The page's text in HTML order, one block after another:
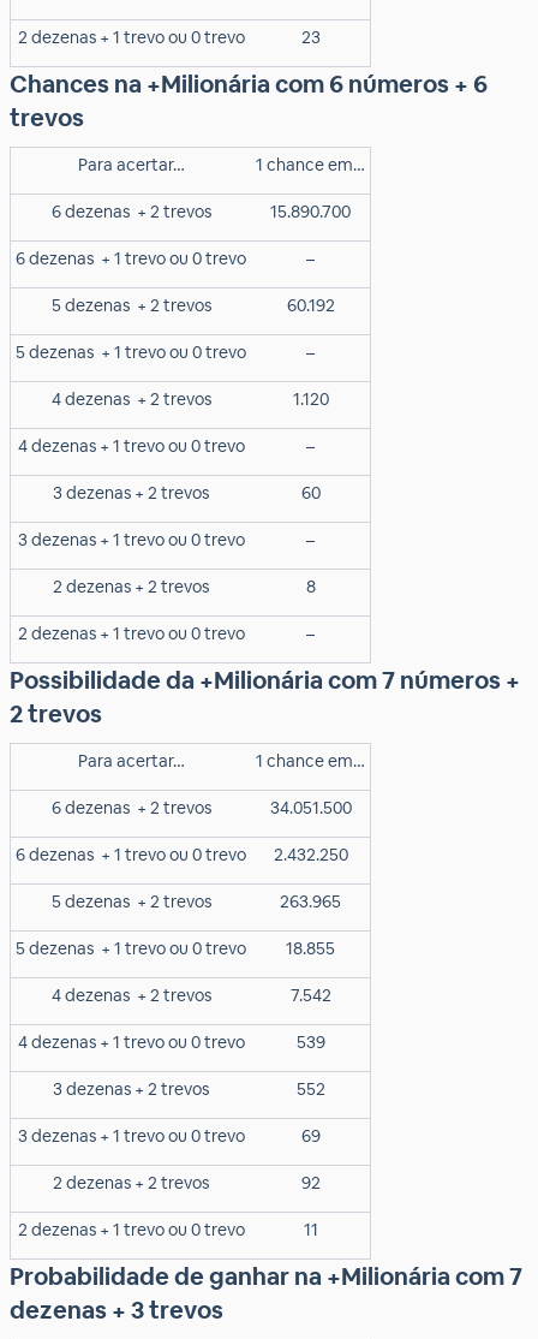
2 dezenas + 1 trevo ou 0 trevo 23
Chances na +Milionária com 6 números + 6
trevos
Para acertar… 1 chance em…
6 dezenas + 2 trevos 15.890.700
6 dezenas + 1 trevo ou 0 trevo –
5 dezenas + 2 trevos 60.192
5 dezenas + 1 trevo ou 0 trevo –
4 dezenas + 2 trevos 1.120
4 dezenas + 1 trevo ou 0 trevo –
3 dezenas + 2 trevos 60
3 dezenas + 1 trevo ou 0 trevo –
2 dezenas + 2 trevos 8
2 dezenas + 1 trevo ou 0 trevo –
Possibilidade da +Milionária com 7 números +
2 trevos
Para acertar… 1 chance em…
6 dezenas + 2 trevos 34.051.500
6 dezenas + 1 trevo ou 0 trevo 2.432.250
5 dezenas + 2 trevos 263.965
5 dezenas + 1 trevo ou 0 trevo 18.855
4 dezenas + 2 trevos 7.542
4 dezenas + 1 trevo ou 0 trevo 539
3 dezenas + 2 trevos 552
3 dezenas + 1 trevo ou 0 trevo 69
2 dezenas + 2 trevos 92
2 dezenas + 1 trevo ou 0 trevo 11
Probabilidade de ganhar na +Milionária com 7
dezenas + 3 trevos